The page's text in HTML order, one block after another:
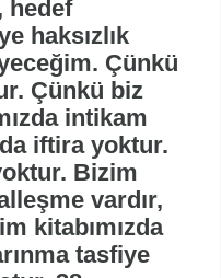
hedef
haksızlık
Çünkü
Çünkü biz
intikam
iftira yoktur.
Bizim
vardır,
kitabımızda
tasfiye